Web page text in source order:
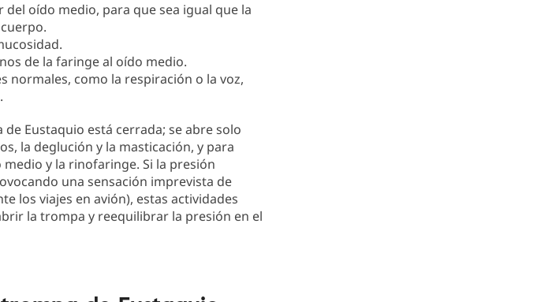
oído medio, para que sea igual que la
de la faringe al oído medio.
normales, como la respiración o la voz,
Eustaquio está cerrada; se abre solo
la deglución y la masticación, y para
y la rinofaringe. Si la presión
una sensación imprevista de
los viajes en avión), estas actividades
la trompa y reequilibrar la presión en el